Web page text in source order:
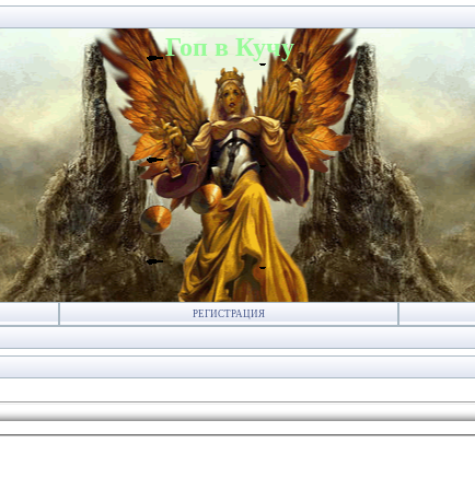
Гоп в Кучу
РЕГИСТРАЦИЯ